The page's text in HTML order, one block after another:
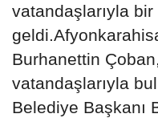
vatandaşlarıyla
Burhanettin
vatandaşlarıyla
Belediye Başkanı